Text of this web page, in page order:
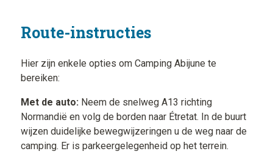
Route-instructies
Hier zijn enkele opties om Camping Abijune te
bereiken:
Met de auto: Neem de snelweg A13 richting
Normandië en volg de borden naar Étretat. In de buurt
wijzen duidelijke bewegwijzeringen u de weg naar de
camping. Er is parkeergelegenheid op het terrein.